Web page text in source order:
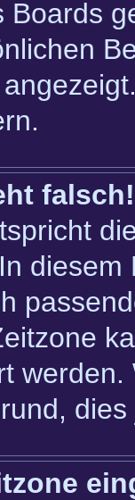
Boards
falsch!
diesem